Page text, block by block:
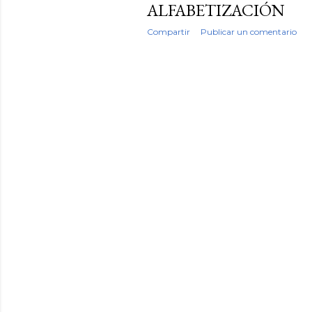
d
ALFABETIZACIÓN
Compartir Publicar un comentario